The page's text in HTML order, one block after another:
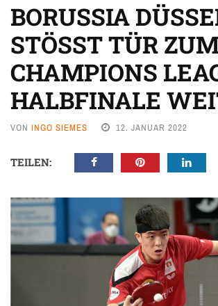
BORUSSIA
STÖSST TÜR ZUM
HAMPIONS
ALBFINALE
VON INGO SIEMES 12. JANUAR 2022
TEILEN: